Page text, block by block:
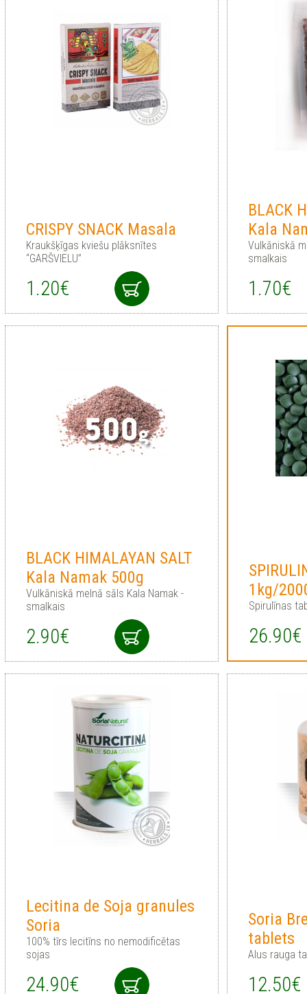
CRISPY SNACK Masala
Kraukšķīgas kviešu plāksnītes
“GARŠVIELU”
1.20€
BLACK
Kala
Vulkāniskā
smalkais
1.70€
BLACK HIMALAYAN SALT
Kala Namak 500g
Vulkāniskā melnā sāls Kala Namak -
smalkais
2.90€
1kg/
Spirulīnas
26.90€
Lecitina de Soja granules
Soria
100% tīrs lecitīns no nemodificētas
sojas
24.90€
Soria
tablets
Alus rauga
12.50€